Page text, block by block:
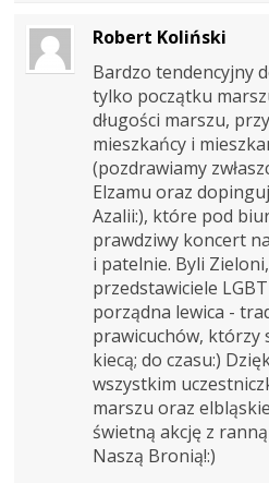
Robert Koliński
Bardzo tendencyjny
tylko początku
długości marszu,
mieszkańcy i
(pozdrawiamy
Elzamu oraz
Azalii:), które pod
prawdziwy koncert
i patelnie. Byli
przedstawiciele
porządna lewica -
prawicuchów, którzy
kiecą; do czasu:)
wszystkim
marszu oraz
świetną akcję z
Naszą Bronią!:)